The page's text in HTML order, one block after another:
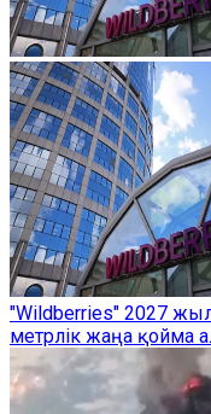
"Wildberries" 2027
метрлік жаңа қойма